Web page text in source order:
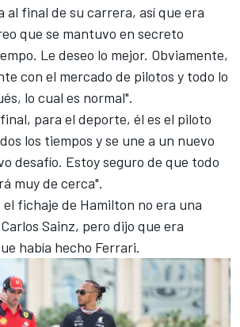
al final de su carrera, así que era
que se mantuvo en secreto
Le deseo lo mejor. Obviamente,
con el mercado de pilotos y todo lo
lo cual es normal".
para el deporte, él es el piloto
los tiempos y se une a un nuevo
desafío. Estoy seguro de que todo
muy de cerca".
el fichaje de Hamilton no era una
Carlos Sainz, pero dijo que era
había hecho Ferrari.